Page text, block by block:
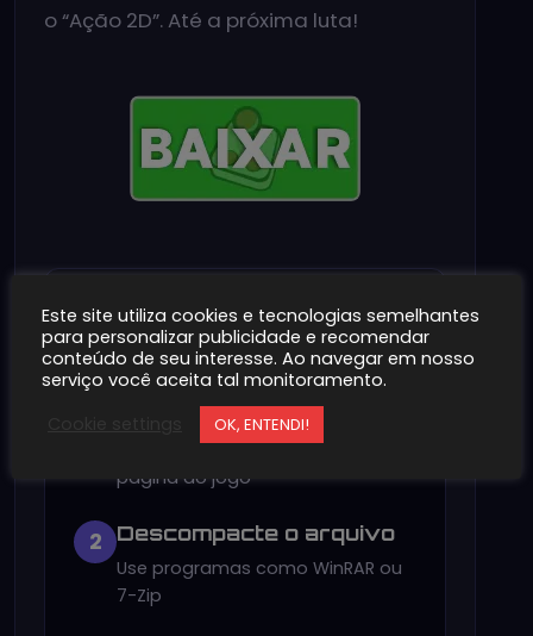
o “Ação 2D”. Até a próxima luta!
Como Baixar Jogos
no Ação 2D
Clique no botão "Baixar"
Encontre o botão de download na
página do jogo
2 Descompacte o arquivo
Use programas como WinRAR ou
7-Zip
Este site utiliza cookies e tecnologias semelhantes
para personalizar publicidade e recomendar
conteúdo de seu interesse. Ao navegar em nosso
serviço você aceita tal monitoramento.
OK, ENTENDI!